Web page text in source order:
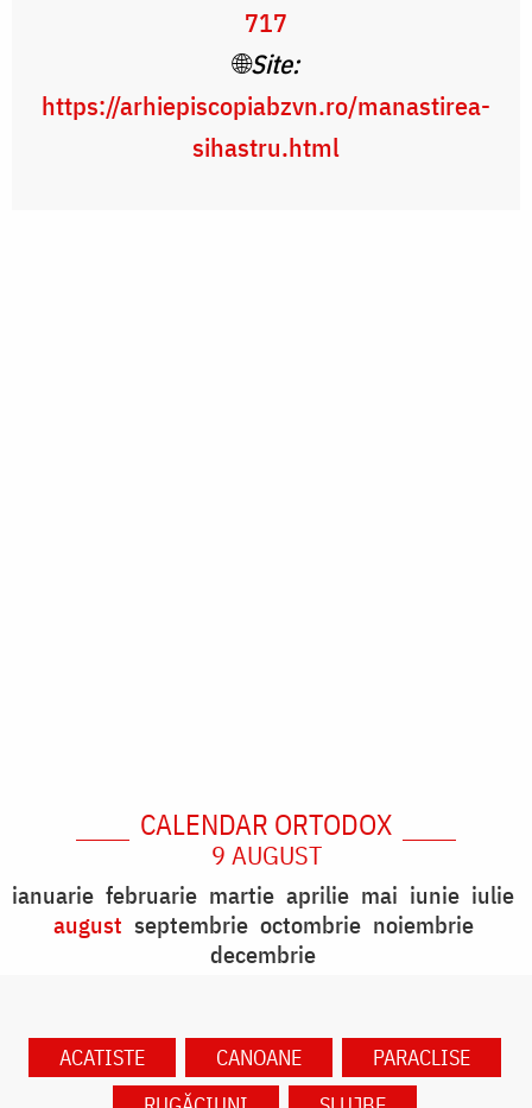
717
🌐Site:
https://arhiepiscopiabzvn.ro/manastirea-
sihastru.html
CALENDAR ORTODOX
9 AUGUST
ianuarie februarie martie aprilie mai iunie iulie
august septembrie octombrie noiembrie
decembrie
ACATISTE CANOANE
PARACLISE